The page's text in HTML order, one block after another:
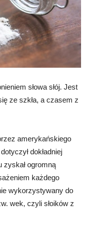
słowa słój. Jest
ze szkła, a czasem z
amerykańskiego
dokładniej
zyskał ogromną
każdego
wykorzystywany do
wek, czyli słoików z